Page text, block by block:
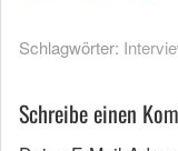
Schlagwörter:
Schreibe einen